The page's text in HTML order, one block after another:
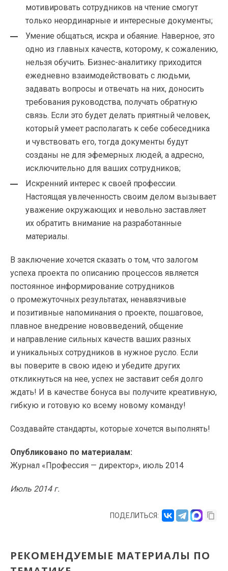
мотивировать сотрудников на чтение смогут
только неординарные и интересные документы;
Умение общаться, искра и обаяние. Наверное, это
одно из главных качеств, которому, к сожалению,
нельзя обучить. Бизнес-аналитику приходится
ежедневно взаимодействовать с людьми,
задавать вопросы и отвечать на них, доносить
требования руководства, получать обратную
связь. Если это будет делать приятный человек,
который умеет располагать к себе собеседника
и чувствовать его, тогда документы будут
созданы не для эфемерных людей, а адресно,
исключительно для ваших сотрудников;
Искренний интерес к своей профессии.
Настоящая увлеченность своим делом вызывает
уважение окружающих и невольно заставляет
их обратить внимание на разработанные
материалы.
В заключение хочется сказать о том, что залогом
успеха проекта по описанию процессов является
постоянное информирование сотрудников
о промежуточных результатах, ненавязчивые
и позитивные напоминания о проекте, пошаговое,
плавное внедрение нововведений, общение
и направление сильных качеств ваших разных
и уникальных сотрудников в нужное русло. Если
вы поверите в свою идею и убедите других
откликнуться на нее, успех не заставит себя долго
ждать! И в качестве бонуса вы получите креативную,
гибкую и готовую ко всему новому команду!
Создавайте стандарты, которые хочется выполнять!
Опубликовано по материалам:
Журнал «Профессия — директор», июль 2014
Июль 2014 г.
ПОДЕЛИТЬСЯ:
РЕКОМЕНДУЕМЫЕ МАТЕРИАЛЫ ПО